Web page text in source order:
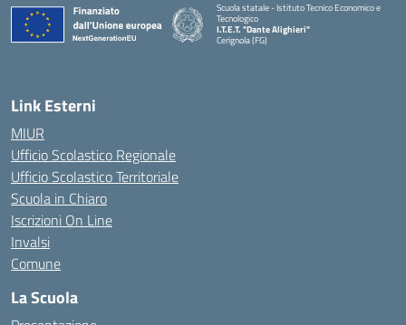
Scuola statale - Istituto Tecnico Economico e
Tecnologico
I.T.E.T. "Dante Alighieri"
Cerignola (FG)
— Visita la pagina iniziale della scuola
Link Esterni
MIUR
Ufficio Scolastico Regionale
Ufficio Scolastico Territoriale
Scuola in Chiaro
Iscrizioni On Line
Invalsi
Comune
La Scuola